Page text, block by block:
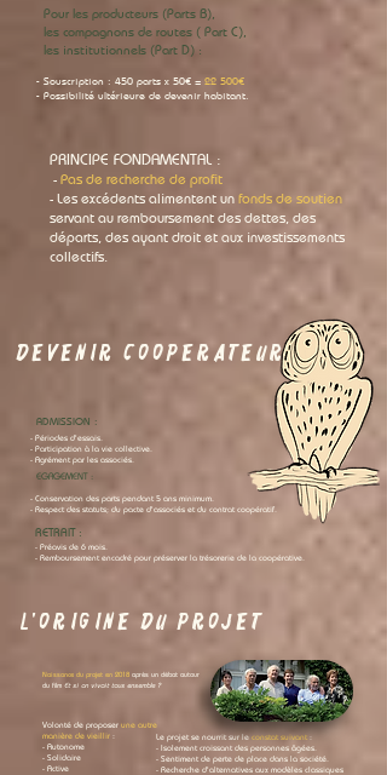
Pour les producteurs (Parts B),
les compagnons de routes ( Part C),
les institutionnels (Part D) :
- Souscription : 450 parts x 50€ = 22 500€
- Possibilité ultérieure de devenir habitant.
PRINCIPE FONDAMENTAL :
- Pas de recherche de profit
- Les excédents alimentent un fonds de soutien
servant au remboursement des dettes, des
départs, des ayant droit et aux investissements
collectifs.
DEVENIR COOPERATEUR
- Périodes d'essais.
- Participation à la vie collective.
- Agrément par les associés.
ADMISSION :
EGAGEMENT :
- Conservation des parts pendant 5 ans minimum.
- Respect des statuts; du pacte d'associés et du contrat coopératif.
RETRAIT :
- Préavis de 6 mois.
- Remboursement encadré pour préserver la trésorerie de la coopérative.
l'ORIGINE DU PROJET
Naissance du projet en 2018 après un débat autour
du film Et si on vivait tous ensemble ?
Volonté de proposer une autre
manière de vieillir :
- Autonome
- Solidaire
- Active
Le projet se nourrit sur le constat suivant :
- Isolement croissant des personnes âgées.
- Sentiment de perte de place dans la société.
- Recherche d'alternatives aux modèles classiques